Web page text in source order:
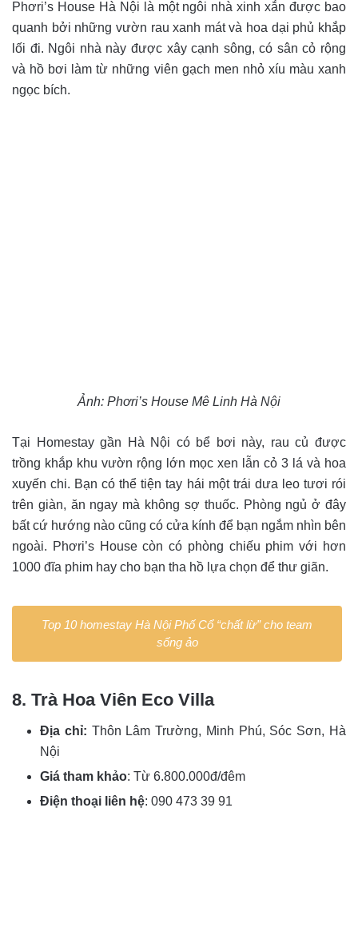
Phơri’s House Hà Nội là một ngôi nhà xinh xắn được bao
quanh bởi những vườn rau xanh mát và hoa dại phủ khắp
lối đi. Ngôi nhà này được xây cạnh sông, có sân cỏ rộng
và hồ bơi làm từ những viên gạch men nhỏ xíu màu xanh
ngọc bích.
Ảnh: Phơri’s House Mê Linh Hà Nội
Tại Homestay gần Hà Nội có bể bơi này, rau củ được
trồng khắp khu vườn rộng lớn mọc xen lẫn cỏ 3 lá và hoa
xuyến chi. Bạn có thể tiện tay hái một trái dưa leo tươi rói
trên giàn, ăn ngay mà không sợ thuốc. Phòng ngủ ở đây
bất cứ hướng nào cũng có cửa kính để bạn ngắm nhìn bên
ngoài. Phơri’s House còn có phòng chiếu phim với hơn
1000 đĩa phim hay cho bạn tha hồ lựa chọn để thư giãn.
Top 10 homestay Hà Nội Phố Cổ “chất lừ” cho team
sống ảo
8. Trà Hoa Viên Eco Villa
Địa chỉ: Thôn Lâm Trường, Minh Phú, Sóc Sơn, Hà
Nội
Giá tham khảo: Từ 6.800.000đ/đêm
Điện thoại liên hệ: 090 473 39 91